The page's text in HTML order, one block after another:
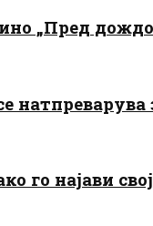
„Пред
го најави